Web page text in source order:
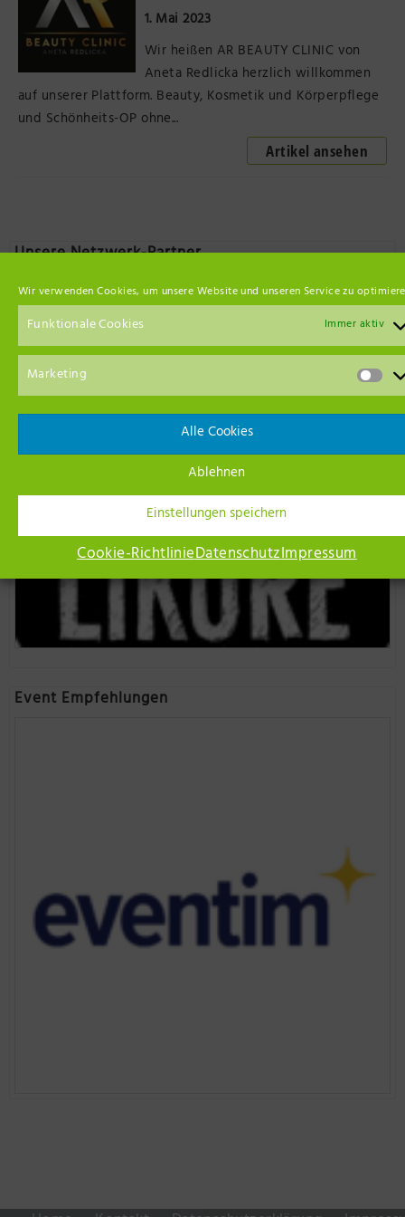
Wir verwenden Cookies, um unsere Website und unseren Service zu
Funktionale Cookies Immer aktiv
Marketing
Alle Cookies
Ablehnen
Einstellungen speichern
Cookie-RichtlinieDatenschutzImpressum
Präsenzstelle Prignitz Standort Neuruppin
Museum Neuruppin
Brandenburg-Preußen Museum Wustrau
Wegemuseum Wusterhausen/Dosse
1. Mai 2023
Wir heißen AR BEAUTY CLINIC von
Aneta Redlicka herzlich willkommen
auf unserer Plattform. Beauty, Kosmetik und Körperpflege
und Schönheits-OP ohne...
Artikel ansehen
Unsere Netzwerk-Partner
Event Empfehlungen